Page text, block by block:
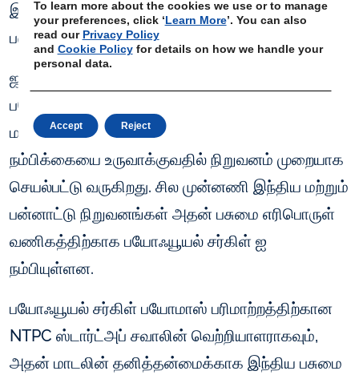
இடங்களுக்கு விரிவடைவதால், நிறுவனம் அதன்
பணியாளர்களை இரட்டிப்பாக்குகிறது.
ஜூன் 2020 இல் தொடங்கப்பட்டதில் இருந்து,
பயோமாஸ் விநியோகச் சங்கிலியில் தொழில்துறை
மற்றும் கிராமப்புற பங்குதாரர்களிடையே
நம்பிக்கையை உருவாக்குவதில் நிறுவனம் முறையாக
செயல்பட்டு வருகிறது. சில முன்னணி இந்திய மற்றும்
பன்னாட்டு நிறுவனங்கள் அதன் பசுமை எரிபொருள்
வணிகத்திற்காக பயோஃயூயல் சர்கிள் ஐ
நம்பியுள்ளன.
பயோஃயூயல் சர்கிள் பயோமாஸ் பரிமாற்றத்திற்கான
NTPC ஸ்டார்ட்அப் சவாலின் வெற்றியாளராகவும்,
அதன் மாடலின் தனித்தன்மைக்காக இந்திய பசுமை
To learn more about the cookies we use or to manage
your preferences, click ‘Learn More’. You can also
read our Privacy Policy
and Cookie Policyfor details on how we handle your
personal data.
Accept Reject